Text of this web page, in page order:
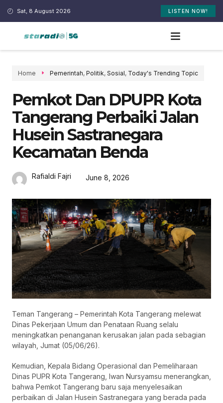
Sat, 8 August 2026 LISTEN NOW!
Home Pemerintah, Politik, Sosial, Today's Trending Topic
Pemkot Dan DPUPR Kota
Tangerang Perbaiki Jalan
Husein Sastranegara
Kecamatan Benda
Rafialdi Fajri June 8, 2026
Teman Tangerang – Pemerintah Kota Tangerang melewat
Dinas Pekerjaan Umum dan Penataan Ruang selalu
meningkatkan penanganan kerusakan jalan pada sebagian
wilayah, Jumat (05/06/26).
Kemudian, Kepala Bidang Operasional dan Pemeliharaan
Dinas PUPR Kota Tangerang, Iwan Nursyamsu menerangkan,
bahwa Pemkot Tangerang baru saja menyelesaikan
perbaikan di Jalan Husein Sastranegara yang berada pada